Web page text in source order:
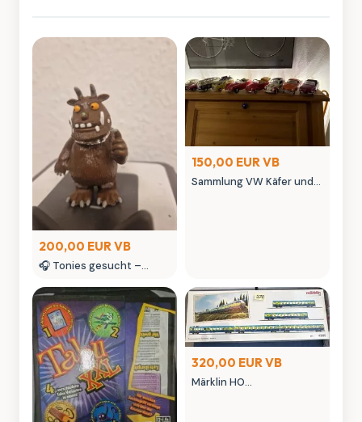
200,00 EUR VB
🎧 Tonies gesucht –
seltene Tonies
Sammlerstücke
150,00 EUR VB
Sammlung VW Käfer und
320,00 EUR VB
Märklin HO